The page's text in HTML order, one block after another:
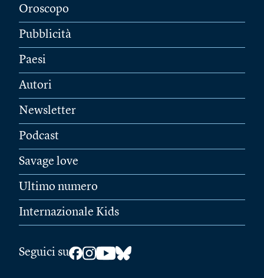
Oroscopo
Pubblicità
Paesi
Autori
Newsletter
Podcast
Savage love
Ultimo numero
Internazionale Kids
Seguici su